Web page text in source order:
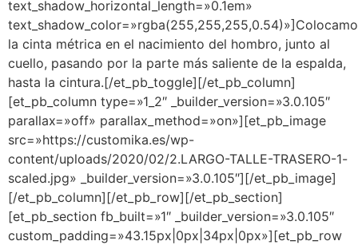
text_shadow_horizontal_length=»0.1em»
la cinta métrica en el nacimiento del hombro, junto al
cuello, pasando por la parte más saliente de la espalda,
hasta la cintura.[/et_pb_toggle][/et_pb_column]
[et_pb_column type=»1_2″ _builder_version=»3.0.105″
parallax=»off» parallax_method=»on»][et_pb_image
src=»https://customika.es/wp-
content/uploads/2020/02/2.LARGO-TALLE-TRASERO-1-
scaled.jpg» _builder_version=»3.0.105″][/et_pb_image]
[/et_pb_column][/et_pb_row][/et_pb_section]
[et_pb_section fb_built=»1″ _builder_version=»3.0.105″
custom_padding=»43.15px|0px|34px|0px»][et_pb_row